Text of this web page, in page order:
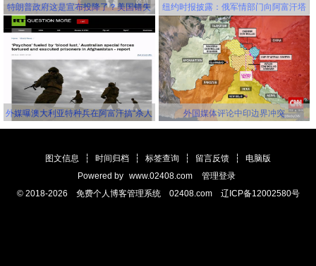
特朗普政府这是宣布投降了？美国错失
延缓新冠病毒传播的机会，并且还要一
错再错！
纽约时报披露：俄军情部门向阿富汗塔
利班关联组织秘密提供赏金，鼓励他们
击杀美军
外媒曝澳大利亚特种兵在阿富汗搞“杀人
外国媒体评论中印边界冲突
图文信息 ┆ 时间归档 ┆ 标签查询 ┆ 留言反馈 ┆
电脑版
Powered by www.02408.com
管理登录
© 2018-2026 免费个人博客管理系统 02408.com 辽ICP备12002580号